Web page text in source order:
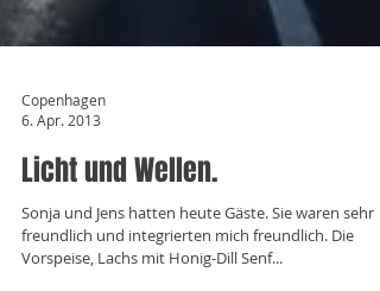
Copenhagen
6. Apr. 2013
Licht und Wellen.
Sonja und Jens hatten heute Gäste. Sie waren sehr